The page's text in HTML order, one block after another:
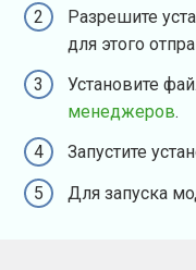
Разрешите
для этого
Установите
менеджеров.
Запустите
Для запуска